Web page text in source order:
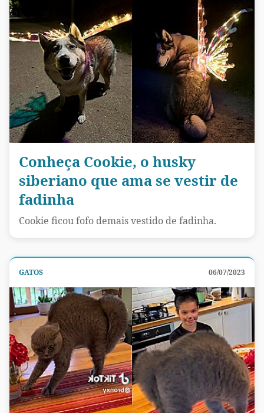
Conheça Cookie, o husky
siberiano que ama se vestir de
fadinha
Cookie ficou fofo demais vestido de fadinha.
GATOS 06/07/2023